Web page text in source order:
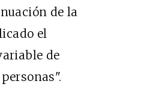
de la
el
de